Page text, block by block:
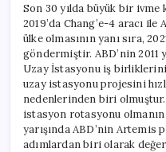
Son 30 yılda büyük bir ivme
2019’da Chang’e-4 aracı ile
ülke olmasının yanı sıra,
göndermiştir. ABD’nin 2011
Uzay İstasyonu iş
uzay istasyonu projesini
nedenlerinden biri
istasyon rotasyonu olmanın
yarışında ABD’nin Artemis
adımlardan biri olarak